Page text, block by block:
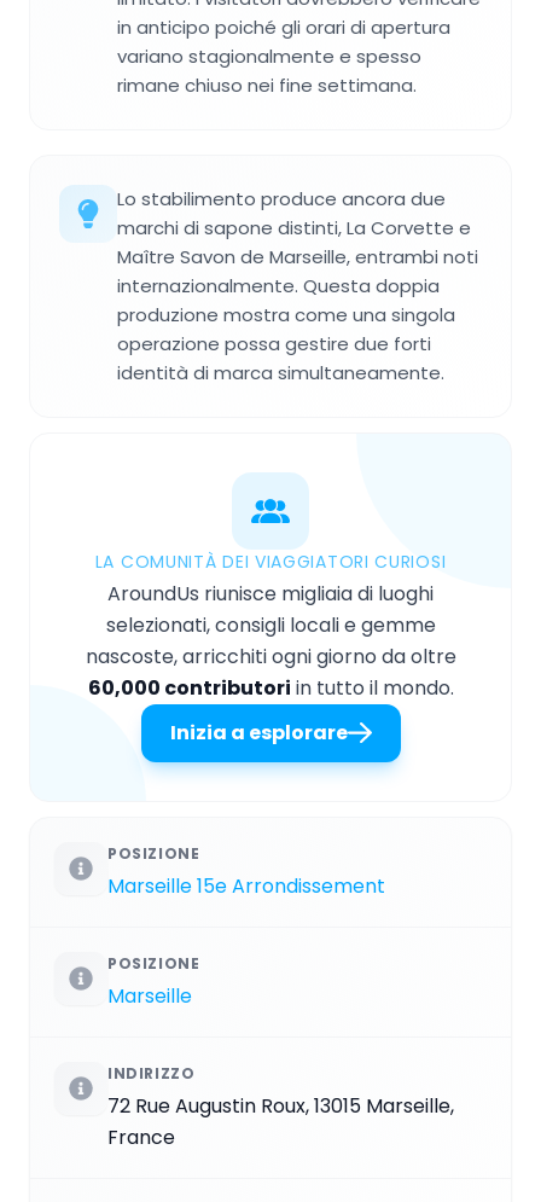
in anticipo poiché gli orari di apertura
variano stagionalmente e spesso
rimane chiuso nei fine settimana.
Lo stabilimento produce ancora due
marchi di sapone distinti, La Corvette e
Maître Savon de Marseille, entrambi noti
internazionalmente. Questa doppia
produzione mostra come una singola
operazione possa gestire due forti
identità di marca simultaneamente.
LA COMUNITÀ DEI VIAGGIATORI CURIOSI
AroundUs riunisce migliaia di luoghi
selezionati, consigli locali e gemme
nascoste, arricchiti ogni giorno da oltre
60,000 contributori in tutto il mondo.
Inizia a esplorare
POSIZIONE
Marseille 15e Arrondissement
POSIZIONE
Marseille
INDIRIZZO
72 Rue Augustin Roux, 13015 Marseille,
France